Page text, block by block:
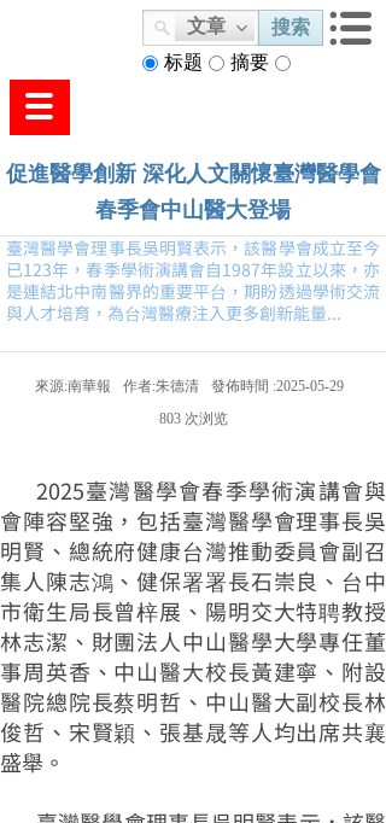
文章
搜索
标题
摘要
促進醫學創新 深化人文關懷臺灣醫學會
春季會中山醫大登場
臺灣醫學會理事長吳明賢表示，該醫學會成立至今
已123年，春季學術演講會自1987年設立以來，亦
是連結北中南醫界的重要平台，期盼透過學術交流
與人才培育，為台灣醫療注入更多創新能量...
來源:南華報 作者:朱德清 發佈時間 :2025-05-29
803 次浏览
2025臺灣醫學會春季學術演講會與
會陣容堅強，包括臺灣醫學會理事長吳
明賢、總統府健康台灣推動委員會副召
集人陳志鴻、健保署署長石崇良、台中
市衛生局長曾梓展、陽明交大特聘教授
林志潔、財團法人中山醫學大學專任董
事周英香、中山醫大校長黃建寧、附設
醫院總院長蔡明哲、中山醫大副校長林
俊哲、宋賢穎、張基晟等人均出席共襄
盛舉。